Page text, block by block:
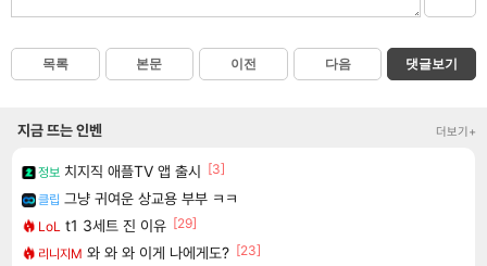
목록 본문 이전 다음 댓글보기
지금 뜨는 인벤 더보기+
정보 치지직 애플TV 앱 출시 [3]
클립 그냥 귀여운 상교용 부부 ㅋㅋ
LoL t1 3세트 진 이유 [29]
리니지M 와 와 와 이게 나에게도? [23]